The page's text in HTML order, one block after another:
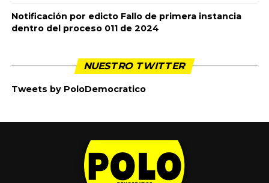
Notificación por edicto Fallo de primera instancia
dentro del proceso 011 de 2024
NUESTRO TWITTER
Tweets by PoloDemocratico